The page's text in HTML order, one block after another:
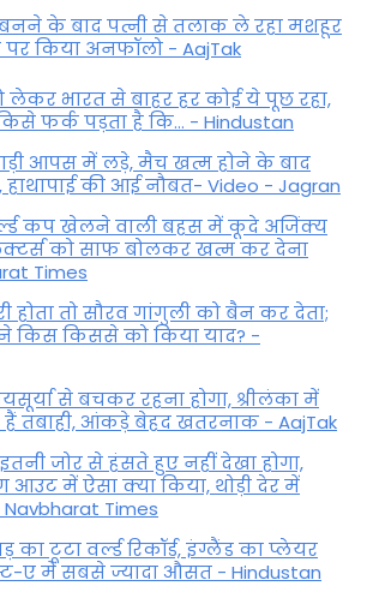
बनने के बाद पत्नी से तलाक ले रहा मशहूर
पर किया अनफॉलो - AajTak
लेकर भारत से बाहर हर कोई ये पूछ रहा,
फर्क पड़ता है कि… - Hindustan
आपस में लड़े, मैच खत्म होने के बाद
की आई नौबत- Video - Jagran
कप खेलने वाली बहस में कूदे अजिंक्य
को साफ बोलकर खत्म कर देना
Times
तो सौरव गांगुली को बैन कर देता;
किस किससे को किया याद? -
से बचकर रहना होगा, श्रीलंका में
तबाही, आंकड़े बेहद खतरनाक - AajTak
जोर से हंसते हुए नहीं देखा होगा,
आउट में ऐसा क्या किया, थोड़ी देर में
Navbharat Times
टूटा वर्ल्ड रिकॉर्ड, इंग्लैंड का प्लेयर
ए में सबसे ज्यादा औसत - Hindustan